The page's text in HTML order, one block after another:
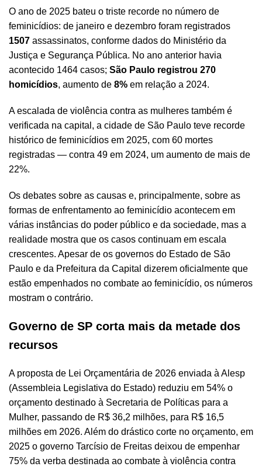
O ano de 2025 bateu o triste recorde no número de
feminicídios: de janeiro e dezembro foram registrados
1507 assassinatos, conforme dados do Ministério da
Justiça e Segurança Pública. No ano anterior havia
acontecido 1464 casos; São Paulo registrou 270
homicídios, aumento de 8% em relação a 2024.
A escalada de violência contra as mulheres também é
verificada na capital, a cidade de São Paulo teve recorde
histórico de feminicídios em 2025, com 60 mortes
registradas — contra 49 em 2024, um aumento de mais de
22%.
Os debates sobre as causas e, principalmente, sobre as
formas de enfrentamento ao feminicídio acontecem em
várias instâncias do poder público e da sociedade, mas a
realidade mostra que os casos continuam em escala
crescentes. Apesar de os governos do Estado de São
Paulo e da Prefeitura da Capital dizerem oficialmente que
estão empenhados no combate ao feminicídio, os números
mostram o contrário.
Governo de SP corta mais da metade dos
recursos
A proposta de Lei Orçamentária de 2026 enviada à Alesp
(Assembleia Legislativa do Estado) reduziu em 54% o
orçamento destinado à Secretaria de Políticas para a
Mulher, passando de R$ 36,2 milhões, para R$ 16,5
milhões em 2026. Além do drástico corte no orçamento, em
2025 o governo Tarcísio de Freitas deixou de empenhar
75% da verba destinada ao combate à violência contra